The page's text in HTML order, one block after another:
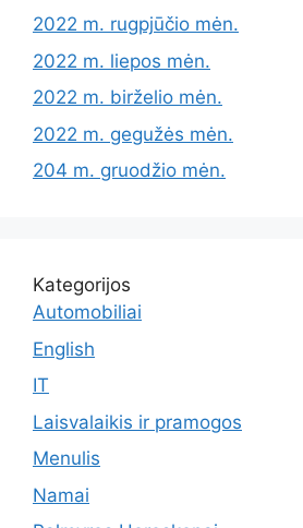
2022 m. rugpjūčio mėn.
2022 m. liepos mėn.
2022 m. birželio mėn.
2022 m. gegužės mėn.
204 m. gruodžio mėn.
Kategorijos
Automobiliai
English
IT
Laisvalaikis ir pramogos
Menulis
Namai